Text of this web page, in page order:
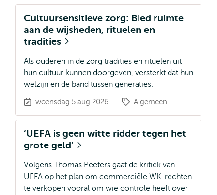
Cultuursensitieve zorg: Bied ruimte
aan de wijsheden, rituelen en
tradities
Als ouderen in de zorg tradities en rituelen uit
hun cultuur kunnen doorgeven, versterkt dat hun
welzijn en de band tussen generaties.
woensdag 5 aug 2026 Algemeen
‘UEFA is geen witte ridder tegen het
grote geld’
Volgens Thomas Peeters gaat de kritiek van
UEFA op het plan om commerciële WK-rechten
te verkopen vooral om wie controle heeft over